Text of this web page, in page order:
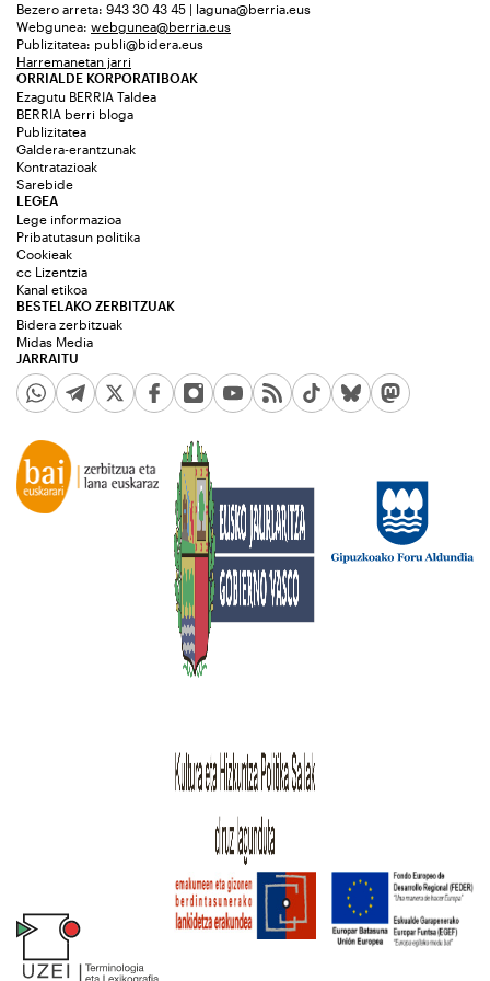
Bezero arreta: 943 30 43 45 | laguna@berria.eus
Webgunea: webgunea@berria.eus
Publizitatea: publi@bidera.eus
Harremanetan jarri
ORRIALDE KORPORATIBOAK
Ezagutu BERRIA Taldea
BERRIA berri bloga
Publizitatea
Galdera-erantzunak
Kontratazioak
Sarebide
JARRAITU
LEGEA
Lege informazioa
Pribatutasun politika
Cookieak
cc Lizentzia
Kanal etikoa
BESTELAKO ZERBITZUAK
Bidera zerbitzuak
Midas Media